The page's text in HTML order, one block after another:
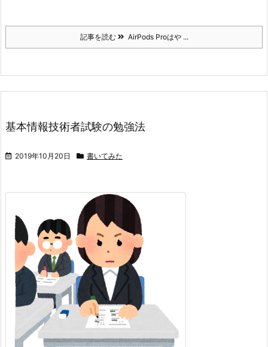
記事を読む AirPods Proはや ...
基本情報技術者試験の勉強法
2019年10月20日 書いてみた